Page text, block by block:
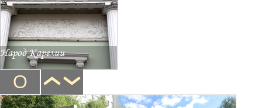
Народ Карелии
О